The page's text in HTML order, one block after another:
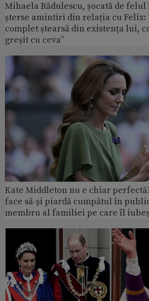
Mihaela Rădulescu, șocată de
șterse amintiri din relația cu Felix:
complet ștearsă din existența lui,
greșit cu ceva”
Kate Middleton nu e chiar
face să-și piardă cumpătul în
membru al familiei pe care îl